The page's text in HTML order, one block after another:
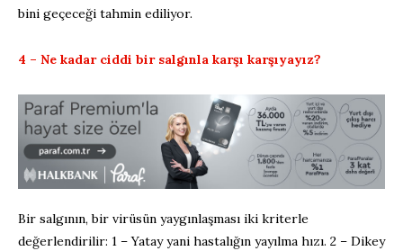
bini geçeceği tahmin ediliyor.
4 – Ne kadar ciddi bir salgınla karşı karşıyayız?
Bir salgının, bir virüsün yaygınlaşması iki kriterle
değerlendirilir: 1 – Yatay yani hastalığın yayılma hızı. 2 – Dikey